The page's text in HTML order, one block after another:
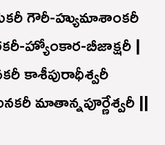
గౌరీ-హ్యుమాశాంకరీ
హ్యోంకార-బీజాక్షరీ |
కాశీపురాధీశ్వరీ
మాతాన్నపూర్ణేశ్వరీ ||